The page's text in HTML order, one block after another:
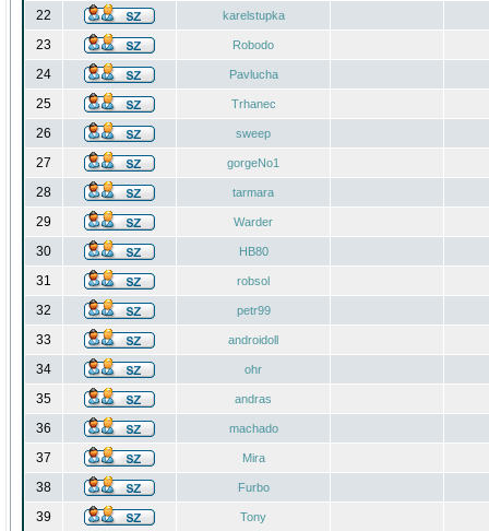
22 karelstupka
23 Robodo
24 Pavlucha
25 Trhanec
26 sweep
27 gorgeNo1
28 tarmara
29 Warder
30 HB80
31 robsol
32 petr99
33 androidoll
34 ohr
35 andras
36 machado
37 Mira
38 Furbo
39 Tony